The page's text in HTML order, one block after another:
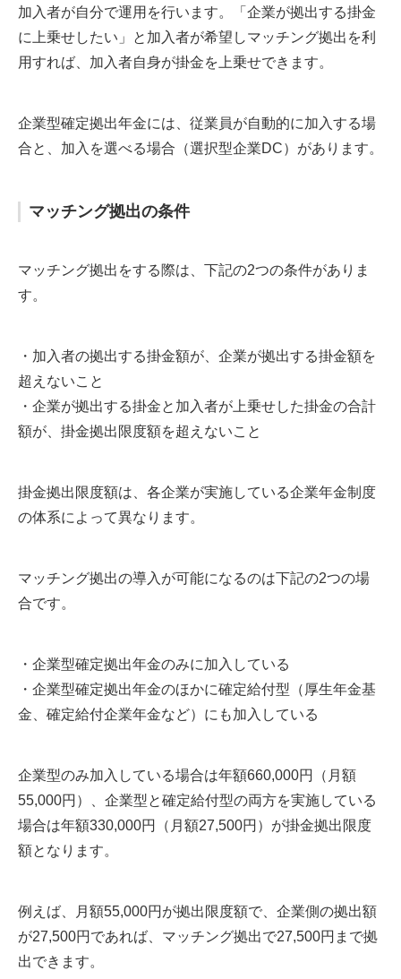
加入者が自分で運用を行います。「企業が拠出する掛金
に上乗せしたい」と加入者が希望しマッチング拠出を利
用すれば、加入者自身が掛金を上乗せできます。
企業型確定拠出年金には、従業員が自動的に加入する場
合と、加入を選べる場合（選択型企業DC）があります。
マッチング拠出の条件
マッチング拠出をする際は、下記の2つの条件がありま
す。
・加入者の拠出する掛金額が、企業が拠出する掛金額を
超えないこと
・企業が拠出する掛金と加入者が上乗せした掛金の合計
額が、掛金拠出限度額を超えないこと
掛金拠出限度額は、各企業が実施している企業年金制度
の体系によって異なります。
マッチング拠出の導入が可能になるのは下記の2つの場
合です。
・企業型確定拠出年金のみに加入している
・企業型確定拠出年金のほかに確定給付型（厚生年金基
金、確定給付企業年金など）にも加入している
企業型のみ加入している場合は年額660,000円（月額
55,000円）、企業型と確定給付型の両方を実施している
場合は年額330,000円（月額27,500円）が掛金拠出限度
額となります。
例えば、月額55,000円が拠出限度額で、企業側の拠出額
が27,500円であれば、マッチング拠出で27,500円まで拠
出できます。